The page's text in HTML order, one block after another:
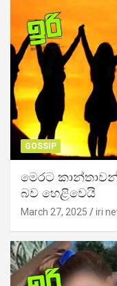
GOSSIP
මෙරට
බව හෙළිවෙයි
March 27, 2025 iri